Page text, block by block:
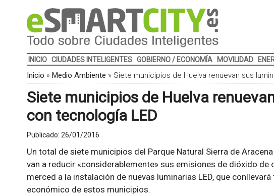
INICIO CIUDADES INTELIGENTES GOBIERNO / ECONOMÍA MOVILIDAD
Inicio » Medio Ambiente » Siete municipios de Huelva renuevan sus
Siete municipios de Huelva
con tecnología LED
Publicado: 26/01/2016
Un total de siete municipios del Parque Natural Sierra de
van a reducir «considerablemente» sus emisiones de dióxido de
merced a la instalación de nuevas luminarias LED, que
económico de estos municipios.